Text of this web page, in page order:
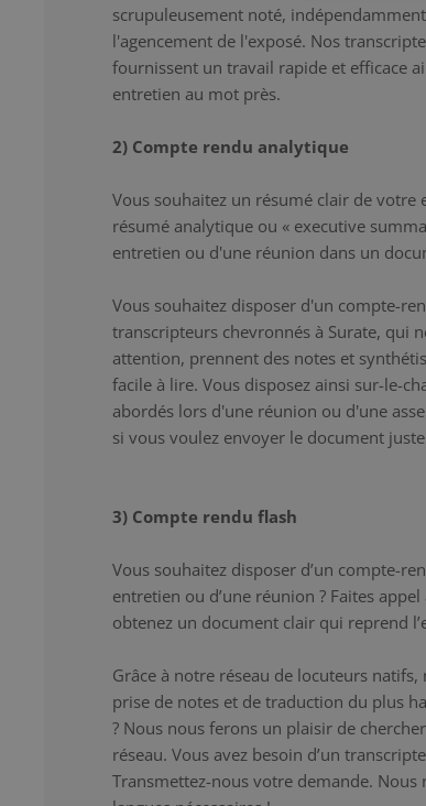
scrupuleusement noté,
l'agencement de l'exposé. Nos
fournissent un travail rapide et efficace
entretien au mot près.
2) Compte rendu analytique
Vous souhaitez un résumé clair de
résumé analytique ou « executive
entretien ou d'une réunion dans un
Vous souhaitez disposer d'un compte-
transcripteurs chevronnés à Surate, qui
attention, prennent des notes et
facile à lire. Vous disposez ainsi sur-le-
abordés lors d'une réunion ou d'une
si vous voulez envoyer le document
3) Compte rendu flash
Vous souhaitez disposer d’un compte-
entretien ou d’une réunion ? Faites
obtenez un document clair qui reprend
Grâce à notre réseau de locuteurs
prise de notes et de traduction du plus
? Nous nous ferons un plaisir de
réseau. Vous avez besoin d’un
Transmettez-nous votre demande.